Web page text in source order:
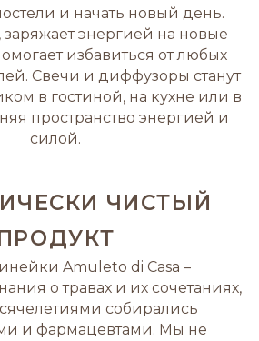
и начать новый день.
энергией на новые
избавиться от любых
Свечи и диффузоры станут
в гостиной, на кухне или в
пространство энергией и
силой.
ЧИСТЫЙ
Amuleto di Casa –
о травах и их сочетаниях,
собирались
и фармацевтами. Мы не